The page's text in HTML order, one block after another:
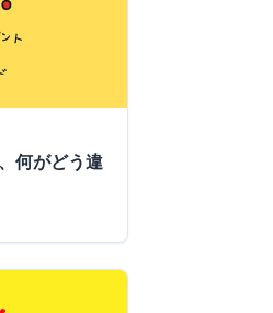
何がどう違